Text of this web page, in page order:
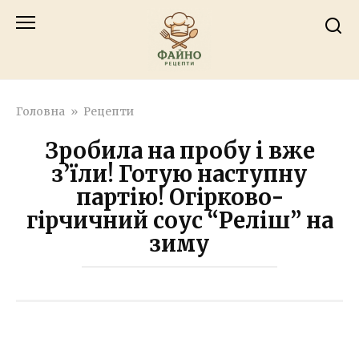
Головна » Рецепти
Зробила на пробу і вже
з’їли! Готую наступну
партію! Огірково-
гірчичний соус “Реліш” на
зиму